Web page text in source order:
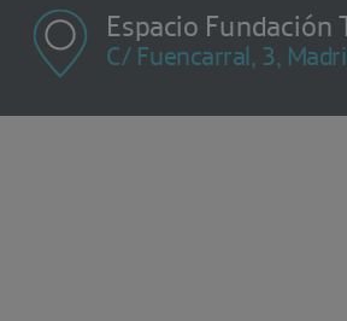
Espacio Fundación
C/ Fuencarral, 3,